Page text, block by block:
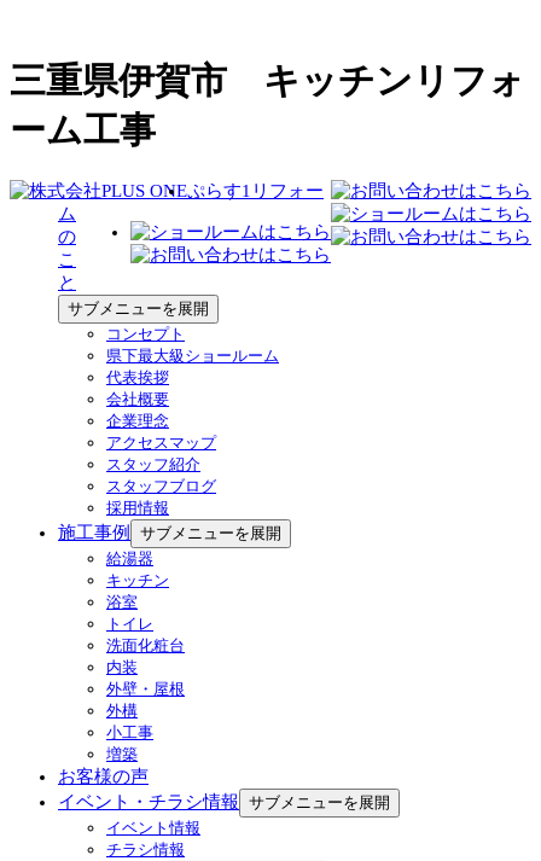
三重県伊賀市 キッチンリフォ
ーム工事
ぷらす1リフォー
ム
の
こ
と
サブメニューを展開
コンセプト
県下最大級ショールーム
代表挨拶
会社概要
企業理念
アクセスマップ
スタッフ紹介
スタッフブログ
採用情報
施工事例
サブメニューを展開
給湯器
キッチン
浴室
トイレ
洗面化粧台
内装
外壁・屋根
外構
小工事
増築
お客様の声
イベント・チラシ情報 サブメニューを展開
イベント情報
チラシ情報